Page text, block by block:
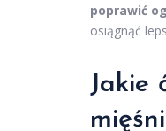
poprawić
osiągnąć
Jakie